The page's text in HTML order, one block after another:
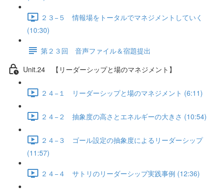
２３−５ 情報場をトータルでマネジメントしていく
(10:30)
第２３回 音声ファイル＆宿題提出
Unit.24 【リーダーシップと場のマネジメント】
２４−１ リーダーシップと場のマネジメント (6:11)
２４−２ 抽象度の高さとエネルギーの大きさ (10:54)
２４−３ ゴール設定の抽象度によるリーダーシップ
(11:57)
２４−４ サトリのリーダーシップ実践事例 (12:36)